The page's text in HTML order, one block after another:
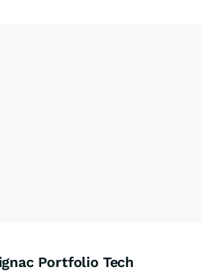
Portfolio Tech